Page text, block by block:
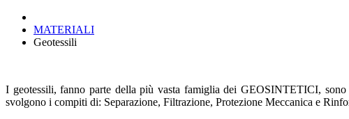
MATERIALI
Geotessili
I geotessili, fanno parte della più vasta famiglia dei GEOSINTETICI,
svolgono i compiti di: Separazione, Filtrazione, Protezione Meccanica e